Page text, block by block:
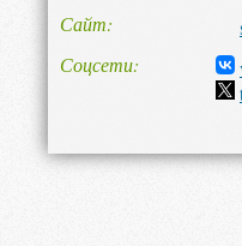
Сайт
Соцсети